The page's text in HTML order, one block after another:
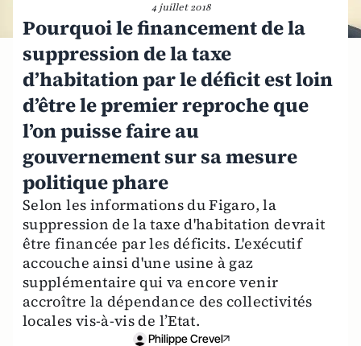
4 juillet 2018
Pourquoi le financement de la
suppression de la taxe
d’habitation par le déficit est loin
d’être le premier reproche que
l’on puisse faire au
gouvernement sur sa mesure
politique phare
Selon les informations du Figaro, la
suppression de la taxe d'habitation devrait
être financée par les déficits. L'exécutif
accouche ainsi d'une usine à gaz
supplémentaire qui va encore venir
accroître la dépendance des collectivités
locales vis-à-vis de l’Etat.
Philippe Crevel